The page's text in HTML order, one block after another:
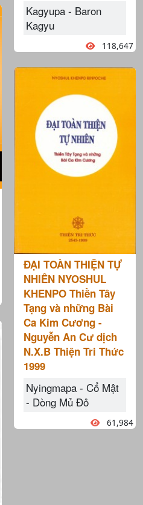
Kagyupa - Baron
Kagyu
118,647
ĐẠI TOÀN THIỆN TỰ
NHIÊN NYOSHUL
KHENPO Thiền Tây
Tạng và những Bài
Ca Kim Cương -
Nguyễn An Cư dịch
N.X.B Thiện Tri Thức
1999
Nyingmapa - Cổ Mật
- Dòng Mủ Đỏ
61,984